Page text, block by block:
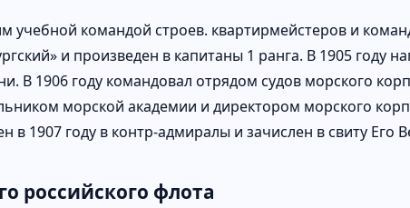
учебной командой строев. квартирмейстеров и
и произведен в капитаны 1 ранга. В 1905 году
В 1906 году командовал отрядом судов морского
морской академии и директором морского
в 1907 году в контр-адмиралы и зачислен в свиту Его
российского флота